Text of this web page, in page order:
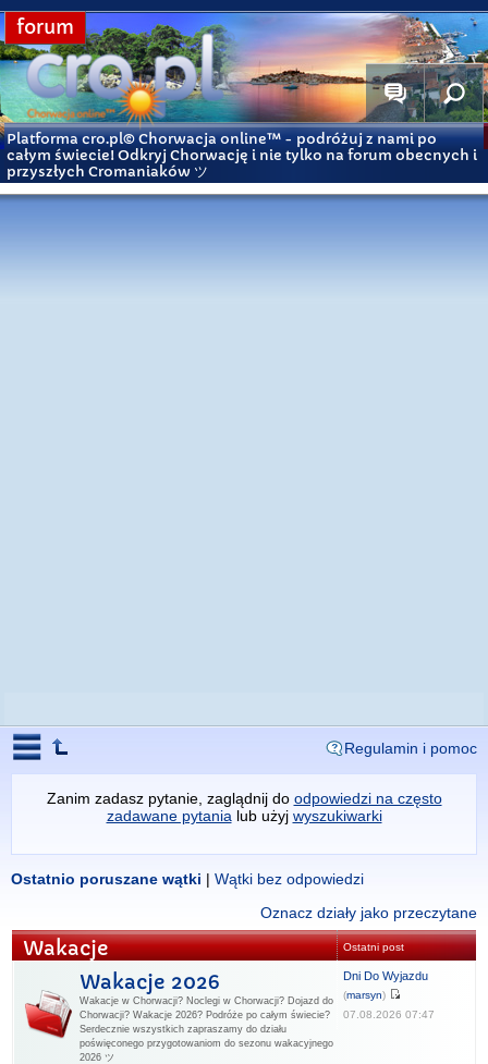
forum
Platforma cro.pl© Chorwacja online™ - podróżuj z nami po
całym świecie! Odkryj Chorwację i nie tylko na forum obecnych i
przyszłych Cromaniaków ツ
Regulamin i pomoc
Zanim zadasz pytanie, zaglądnij do odpowiedzi na często
zadawane pytania lub użyj wyszukiwarki
Ostatnio poruszane wątki | Wątki bez odpowiedzi
Oznacz działy jako przeczytane
Wakacje Ostatni post
Wakacje 2026
Wakacje w Chorwacji? Noclegi w Chorwacji? Dojazd do
Chorwacji? Wakacje 2026? Podróże po całym świecie?
Serdecznie wszystkich zapraszamy do działu
poświęconego przygotowaniom do sezonu wakacyjnego
2026 ツ
Dni Do Wyjazdu
(marsyn)
07.08.2026 07:47